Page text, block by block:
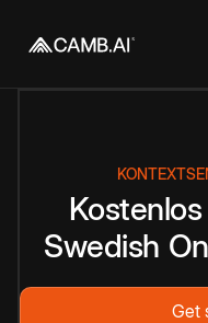
Kostenlos
Swedish
Get